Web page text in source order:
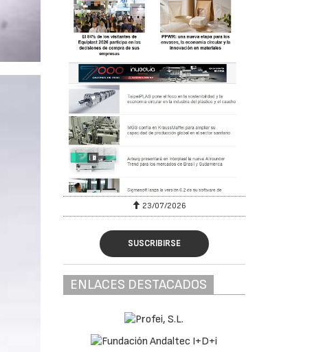
23/07/2026
SUSCRIBIRSE
ENLACES DESTACADOS